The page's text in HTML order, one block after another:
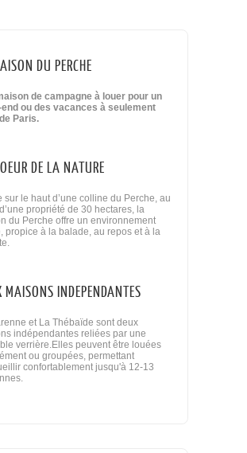
DU PERCHE
de campagne à louer pour un
ou des vacances à seulement
Paris.
DE LA NATURE
sur le haut d’une colline du Perche, au
propriété de 30 hectares, la
du Perche offre un environnement
propice à la balade, au repos et à la
MAISONS INDEPENDANTES
et La Thébaïde sont deux
indépendantes reliées par une
verrière.Elles peuvent être louées
ou groupées, permettant
confortablement jusqu'à 12-13